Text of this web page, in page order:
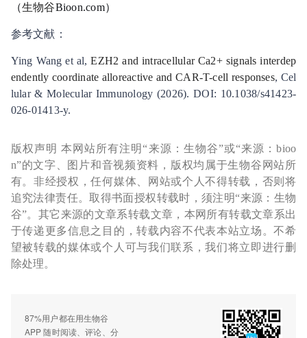
（生物谷Bioon.com）
参考文献：
Ying Wang et al,EZH2 and intracellular Ca2+ signals interdep
endently coordinate alloreactive and CAR-T-cell responses, Cel
lular & Molecular Immunology (2026). DOI: 10.1038/s41423-
026-01413-y.
版权声明 本网站所有注明“来源：生物谷”或“来源：bioo
n”的文字、图片和音视频资料，版权均属于生物谷网站所
有。非经授权，任何媒体、网站或个人不得转载，否则将
追究法律责任。取得书面授权转载时，须注明“来源：生物
谷”。其它来源的文章系转载文章，本网所有转载文章系出
于传递更多信息之目的，转载内容不代表本站立场。不希
望被转载的媒体或个人可与我们联系，我们将立即进行删
除处理。
87%用户都在用生物谷
APP 随时阅读、评论、分